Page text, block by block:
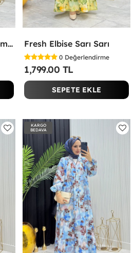
Melek Elbise Pembe Pembe Fresh Elbise Sarı Sarı
0 Değerlendirme
1,799.00 TL
SEPETE EKLE
KARGO
BEDAVA